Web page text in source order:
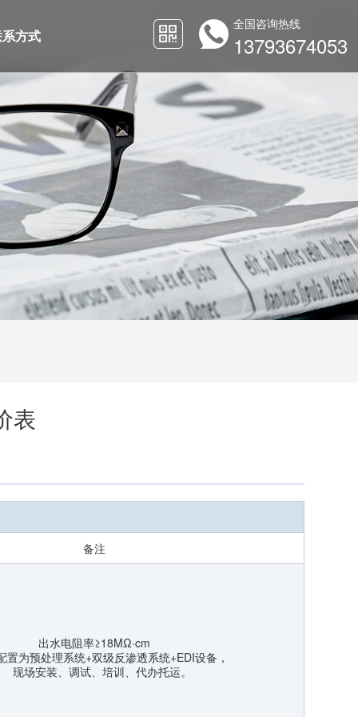
方式
全国咨询热线
13793674053
表
备注
出水电阻率≥18MΩ·cm
为预处理系统+双级反渗透系统+EDI设备，
场安装、调试、培训、代办托运。